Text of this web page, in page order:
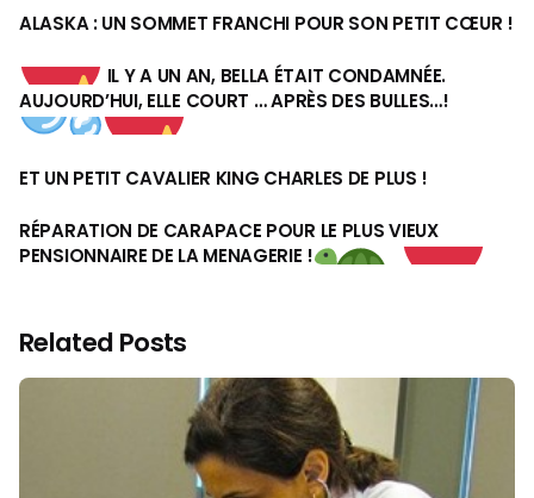
ALASKA : UN SOMMET FRANCHI POUR SON PETIT CŒUR !
IL Y A UN AN, BELLA ÉTAIT CONDAMNÉE.
AUJOURD’HUI, ELLE COURT … APRÈS DES BULLES…!
ET UN PETIT CAVALIER KING CHARLES DE PLUS !
RÉPARATION DE CARAPACE POUR LE PLUS VIEUX
PENSIONNAIRE DE LA MENAGERIE !
Related Posts